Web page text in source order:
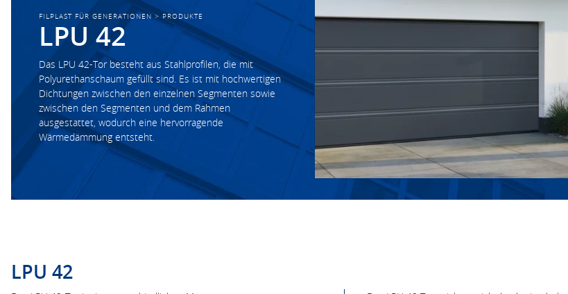
FILPLAST FÜR GENERATIONEN> PRODUKTE
LPU 42
Das LPU 42-Tor besteht aus Stahlprofilen, die mit
Polyurethanschaum gefüllt sind. Es ist mit hochwertigen
Dichtungen zwischen den einzelnen Segmenten sowie
zwischen den Segmenten und dem Rahmen
ausgestattet, wodurch eine hervorragende
Wärmedämmung entsteht.
LPU 42